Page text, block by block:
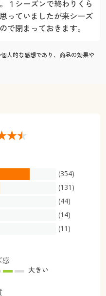
１シーズンで終わりくら
っていましたが来シーズ
で閉まっておきます。
人的な感想であり、商品の効果や
(354)
(131)
(44)
(14)
(11)
感
大きい